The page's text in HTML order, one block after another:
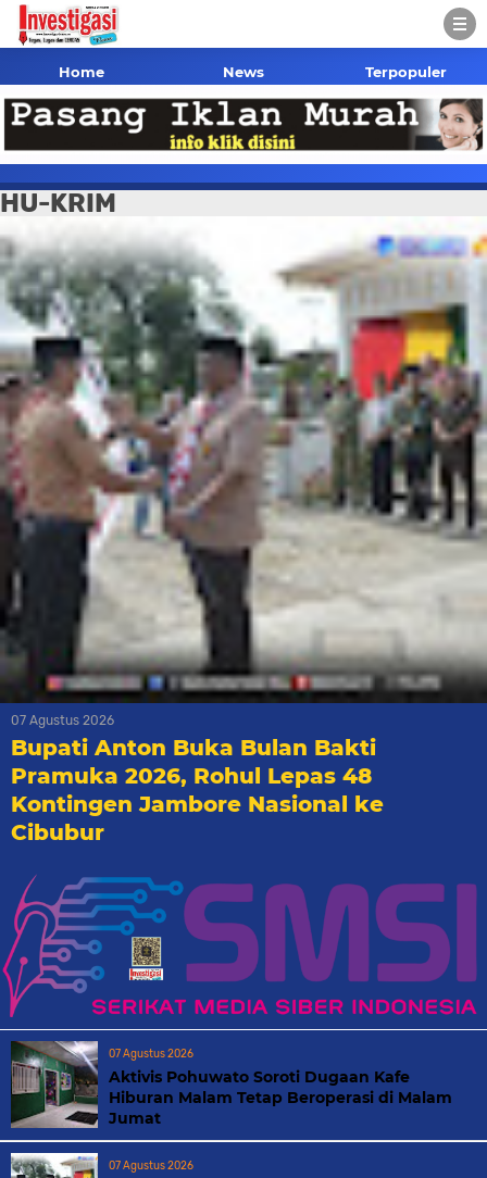
Home News Terpopuler
HU-KRIM
07 Agustus 2026
Bupati Anton Buka Bulan Bakti
Pramuka 2026, Rohul Lepas 48
Kontingen Jambore Nasional ke
Cibubur
07 Agustus 2026
Aktivis Pohuwato Soroti Dugaan Kafe
Hiburan Malam Tetap Beroperasi di Malam
Jumat
07 Agustus 2026